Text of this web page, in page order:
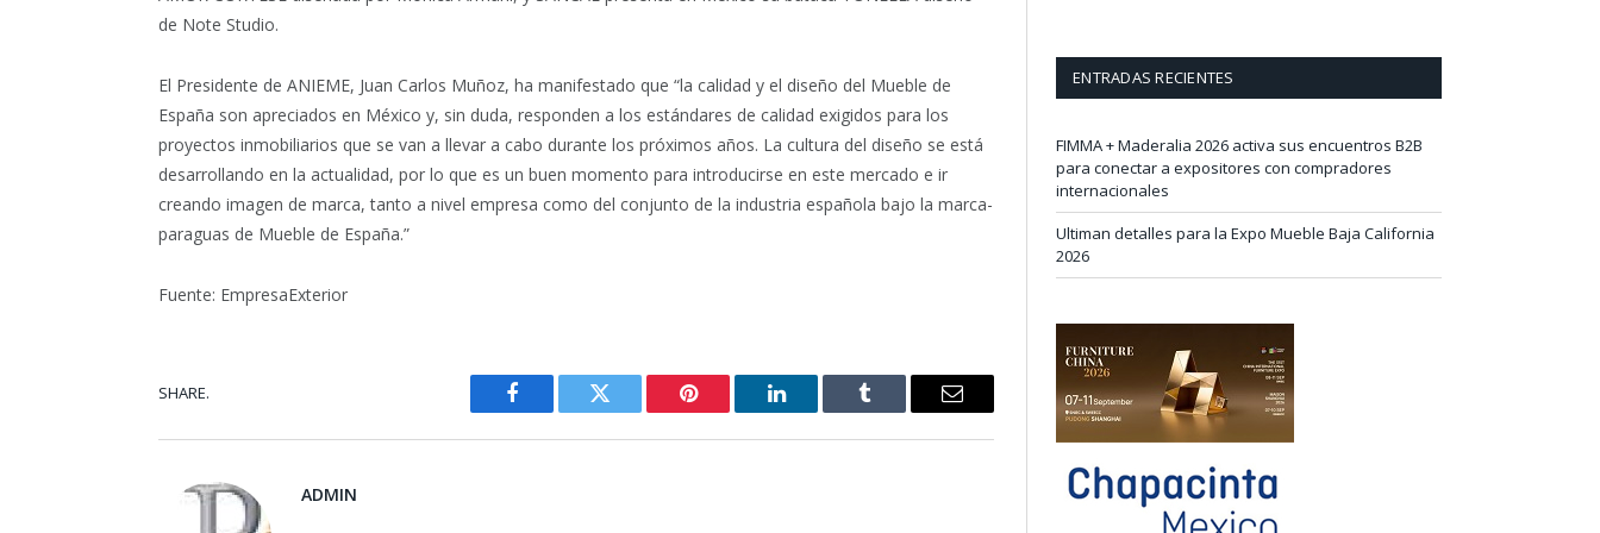
de Note Studio.
El Presidente de ANIEME, Juan Carlos Muñoz, ha manifestado que “la calidad y el diseño del Mueble de
España son apreciados en México y, sin duda, responden a los estándares de calidad exigidos para los
proyectos inmobiliarios que se van a llevar a cabo durante los próximos años. La cultura del diseño se está
desarrollando en la actualidad, por lo que es un buen momento para introducirse en este mercado e ir
creando imagen de marca, tanto a nivel empresa como del conjunto de la industria española bajo la marca-
paraguas de Mueble de España.”
Fuente: EmpresaExterior
SHARE.
Facebook Twitter Pinterest LinkedIn Tumblr Email
ADMIN
ENTRADAS RECIENTES
FIMMA + Maderalia 2026 activa sus encuentros B2B
para conectar a expositores con compradores
internacionales
Ultiman detalles para la Expo Mueble Baja California
2026